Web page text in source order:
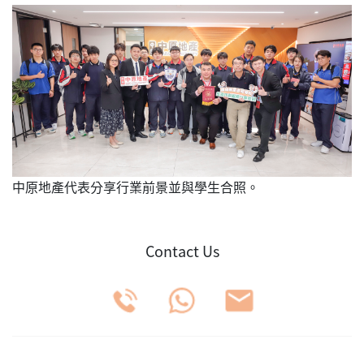
中原地產代表分享行業前景並與學生合照。
Contact Us